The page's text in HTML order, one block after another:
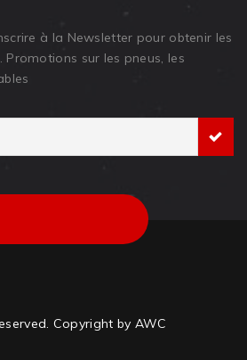
à la Newsletter pour obtenir les
sur les pneus, les
Copyright by AWC